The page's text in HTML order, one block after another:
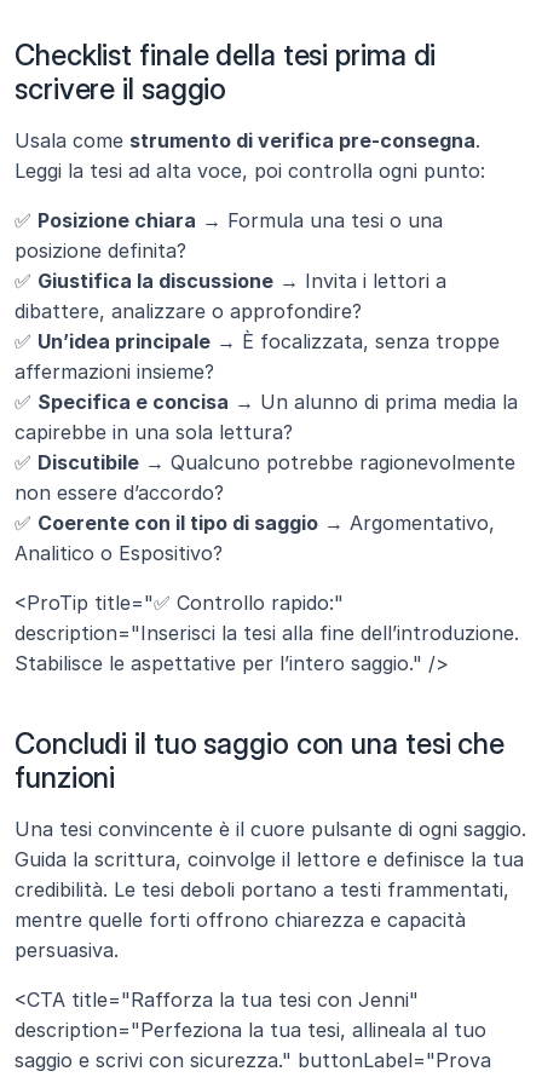
Checklist finale della tesi prima di
scrivere il saggio
Usala come strumento di verifica pre-consegna.
Leggi la tesi ad alta voce, poi controlla ogni punto:
✅ Posizione chiara → Formula una tesi o una
posizione definita?
✅ Giustifica la discussione → Invita i lettori a
dibattere, analizzare o approfondire?
✅ Un’idea principale → È focalizzata, senza troppe
affermazioni insieme?
✅ Specifica e concisa → Un alunno di prima media la
capirebbe in una sola lettura?
✅ Discutibile → Qualcuno potrebbe ragionevolmente
non essere d’accordo?
✅ Coerente con il tipo di saggio → Argomentativo,
Analitico o Espositivo?
<ProTip title="✅ Controllo rapido:"
description="Inserisci la tesi alla fine dell’introduzione.
Stabilisce le aspettative per l’intero saggio." />
Concludi il tuo saggio con una tesi che
funzioni
Una tesi convincente è il cuore pulsante di ogni saggio.
Guida la scrittura, coinvolge il lettore e definisce la tua
credibilità. Le tesi deboli portano a testi frammentati,
mentre quelle forti offrono chiarezza e capacità
persuasiva.
<CTA title="Rafforza la tua tesi con Jenni"
description="Perfeziona la tua tesi, allineala al tuo
saggio e scrivi con sicurezza." buttonLabel="Prova